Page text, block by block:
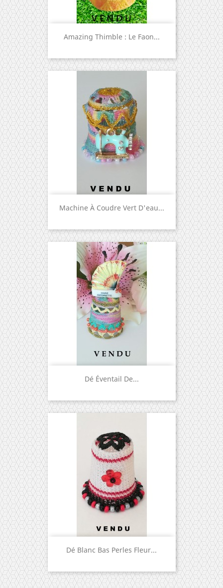
Amazing Thimble : Le Faon...
Machine À Coudre Vert D'eau...
Dé Éventail De...
Dé Blanc Bas Perles Fleur...